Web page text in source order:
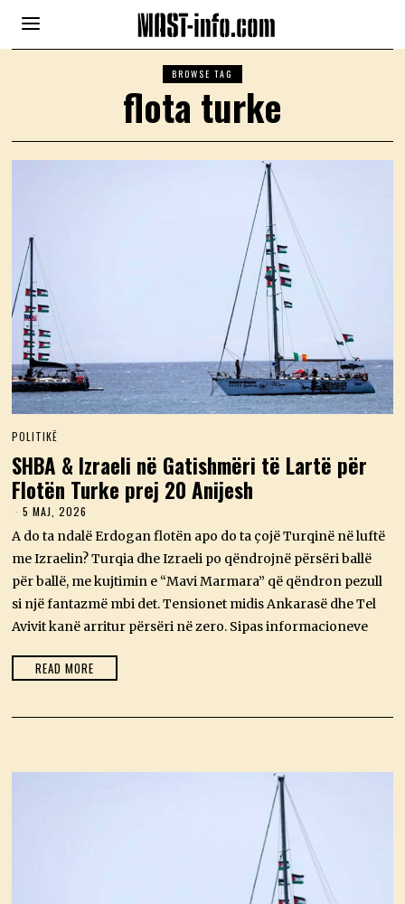
BROWSE TAG
flota turke
POLITIKË
SHBA & Izraeli në Gatishmëri të Lartë për
Flotën Turke prej 20 Anijesh
5 MAJ, 2026
A
J
2
0
2
6
A do ta ndalë Erdogan flotën apo do ta çojë Turqinë në luftë
me Izraelin? Turqia dhe Izraeli po qëndrojnë përsëri ballë
për ballë, me kujtimin e “Mavi Marmara” që qëndron pezull
si një fantazmë mbi det. Tensionet midis Ankarasë dhe Tel
Avivit kanë arritur përsëri në zero. Sipas informacioneve
READ MORE